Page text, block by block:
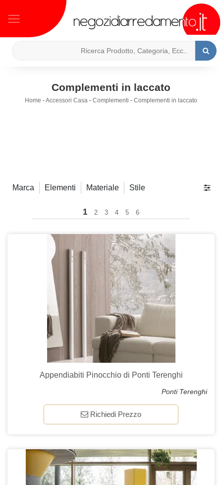
Complementi in laccato
Home -Accessori Casa - Complementi - Complementi in laccato
Marca Elementi Materiale Stile
1 2 3 4 5 6
Appendiabiti Pinocchio di Ponti Terenghi
Ponti Terenghi
Richiedi Prezzo